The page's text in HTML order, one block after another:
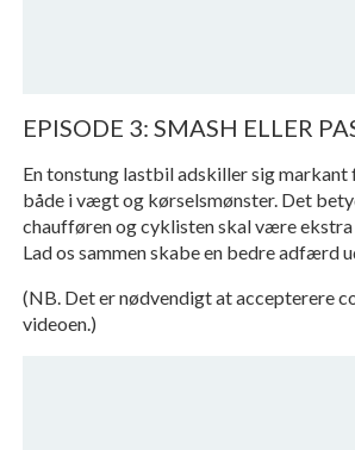
EPISODE 3: SMASH ELLER
En tonstung lastbil adskiller sig markant
både i vægt og kørselsmønster. Det
chaufføren og cyklisten skal være
Lad os sammen skabe en bedre adfærd
(NB. Det er nødvendigt at accepterere
videoen.)